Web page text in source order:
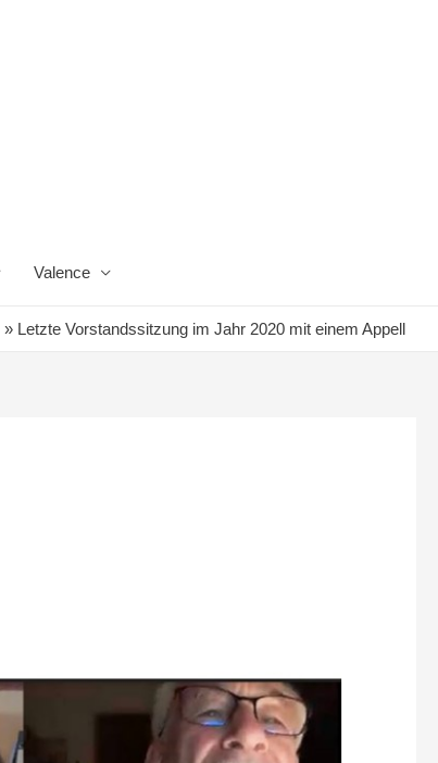
Valence
Letzte Vorstandssitzung im Jahr 2020 mit einem Appell